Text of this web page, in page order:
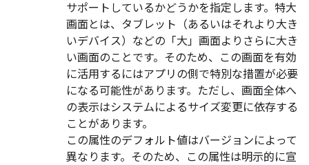
サポートしているかどうかを指定します。特大
画面とは、タブレット（あるいはそれより大き
いデバイス）などの「大」画面よりさらに大き
い画面のことです。そのため、この画面を有効
に活用するにはアプリの側で特別な措置が必要
になる可能性があります。ただし、画面全体へ
の表示はシステムによるサイズ変更に依存する
ことがあります。
この属性のデフォルト値はバージョンによって
異なります。そのため、この属性は明示的に宣